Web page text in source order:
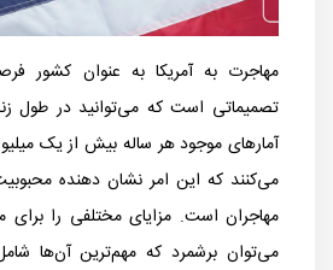
مهاجرت به آمریکا به عنوان کشور
تصمیماتی است که می‌توانید در طول
آمارهای موجود هر ساله بیش از یک
می‌کنند که این امر نشان دهنده
مهاجران است. مزایای مختلفی را برای
می‌توان برشمرد که مهم‌ترین آن‌ها